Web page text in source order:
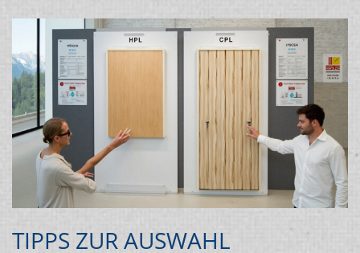
TIPPS ZUR AUSWAHL